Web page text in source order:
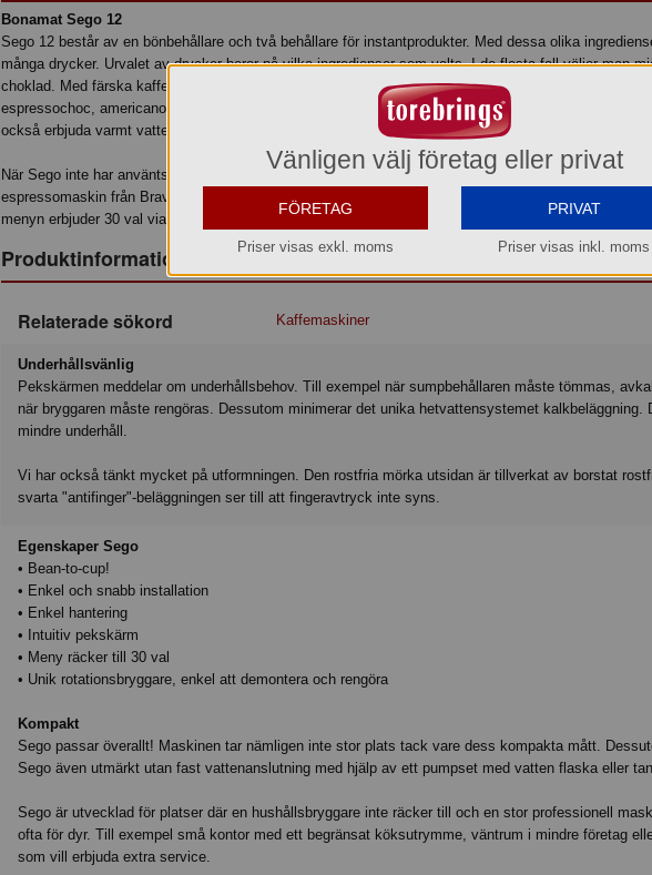
Bonamat Sego 12
Sego 12 består av en bönbehållare och två behållare för instantprodukter. Med dessa olika
många drycker. Urvalet av drycker beror på vilka ingredienser som valts. I de flesta fall väljer man
choklad. Med färska kaffebönor och instantprodukterna kan du servera kaffe crème, café au lait,
espressochoc, americano, latte macchiato, moccachino, varm choklad och varm choklad med
också erbjuda varmt vatten till te eller soppa.
När Sego inte har använts en tid går maskinen automatiskt över till energisparläge. Sego är en
espressomaskin från Bravilor Bonamat. Alla kaffespecialiteter bryggs med färskmalda kaffebönor.
menyn erbjuder 30 val via pekskärmen.
Produktinformation
Relaterade sökord Kaffemaskiner
Underhållsvänlig
Pekskärmen meddelar om underhållsbehov. Till exempel när sumpbehållaren måste tömmas,
när bryggaren måste rengöras. Dessutom minimerar det unika hetvattensystemet kalkbeläggning.
mindre underhåll.
Vi har också tänkt mycket på utformningen. Den rostfria mörka utsidan är tillverkat av borstat
svarta "antifinger"-beläggningen ser till att fingeravtryck inte syns.
Egenskaper Sego
• Bean-to-cup!
• Enkel och snabb installation
• Enkel hantering
• Intuitiv pekskärm
• Meny räcker till 30 val
• Unik rotationsbryggare, enkel att demontera och rengöra
Kompakt
Sego passar överallt! Maskinen tar nämligen inte stor plats tack vare dess kompakta mått.
Sego även utmärkt utan fast vattenanslutning med hjälp av ett pumpset med vatten flaska eller
Sego är utvecklad för platser där en hushållsbryggare inte räcker till och en stor professionell
ofta för dyr. Till exempel små kontor med ett begränsat köksutrymme, väntrum i mindre företag
som vill erbjuda extra service.
Vänligen välj företag eller privat
FÖRETAG
Priser visas exkl. moms
PRIVAT
Priser visas inkl. moms